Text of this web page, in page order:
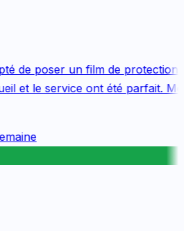
de poser un film de protection
et le service ont été parfait.